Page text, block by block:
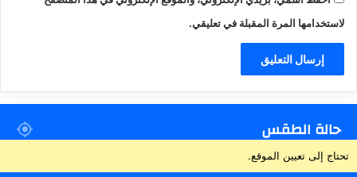
لاستخدامها المرة المقبلة في تعليقي.
حالة الطقس
تحتاج إلى تعيين الموقع.